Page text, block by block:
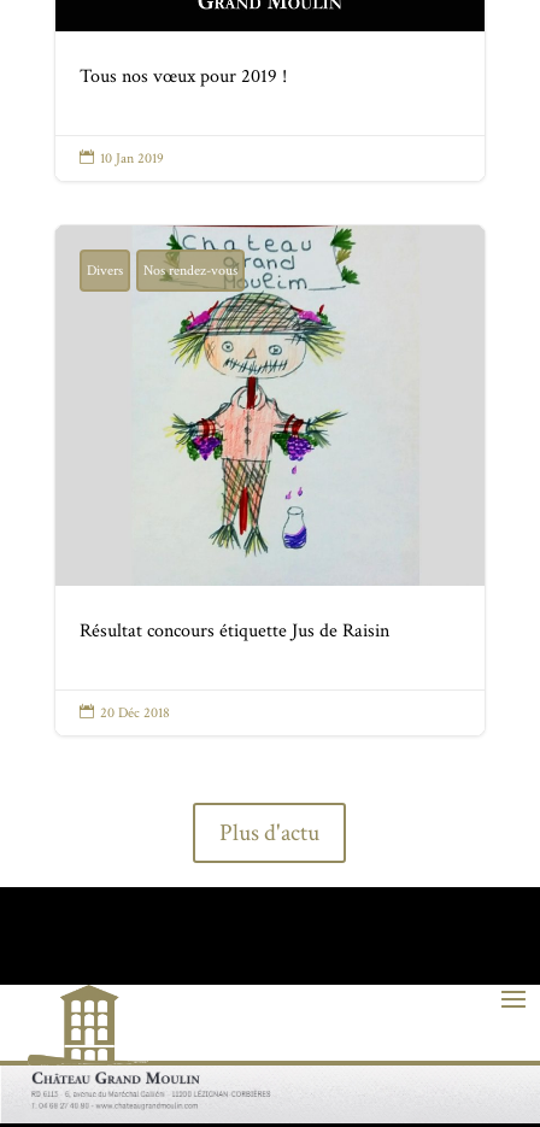
Tous nos vœux pour 2019 !
 10 Jan 2019
Divers Nos rendez-vous
Résultat concours étiquette Jus de Raisin
 20 Déc 2018
Plus d'actu